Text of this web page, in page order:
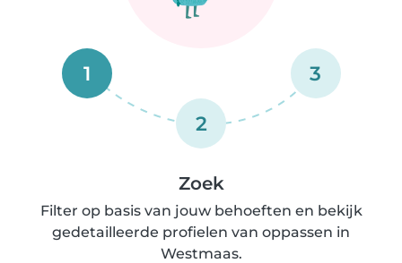
1
2
3
Zoek
Filter op basis van jouw behoeften en bekijk
gedetailleerde profielen van oppassen in
Westmaas.